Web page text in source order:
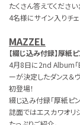
たくさん答えてください
4名様にサイン入りチェ
MAZZEL
【綴じ込み付録】厚紙
4月8日に2nd Album「
ーが決定したダンス＆
初登場！
綴じ込み付録「厚紙ピン
誌面ではエスカワオ